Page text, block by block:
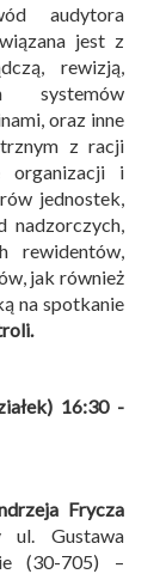
audytora
jest z
rewizją,
systemów
oraz inne
z racji
organizacji i
jednostek,
nadzorczych,
rewidentów,
jak również
na spotkanie
.
16:30 -
Frycza
Gustawa
(30-705) –